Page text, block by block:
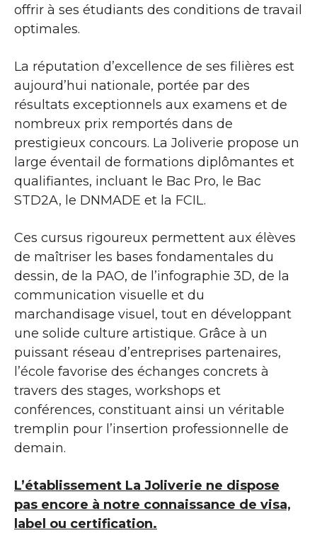
offrir à ses étudiants des conditions de travail
optimales.
La réputation d’excellence de ses filières est
aujourd’hui nationale, portée par des
résultats exceptionnels aux examens et de
nombreux prix remportés dans de
prestigieux concours. La Joliverie propose un
large éventail de formations diplômantes et
qualifiantes, incluant le Bac Pro, le Bac
STD2A, le DNMADE et la FCIL.
Ces cursus rigoureux permettent aux élèves
de maîtriser les bases fondamentales du
dessin, de la PAO, de l’infographie 3D, de la
communication visuelle et du
marchandisage visuel, tout en développant
une solide culture artistique. Grâce à un
puissant réseau d’entreprises partenaires,
l’école favorise des échanges concrets à
travers des stages, workshops et
conférences, constituant ainsi un véritable
tremplin pour l’insertion professionnelle de
demain.
L’établissement La Joliverie ne dispose
pas encore à notre connaissance de visa,
label ou certification.